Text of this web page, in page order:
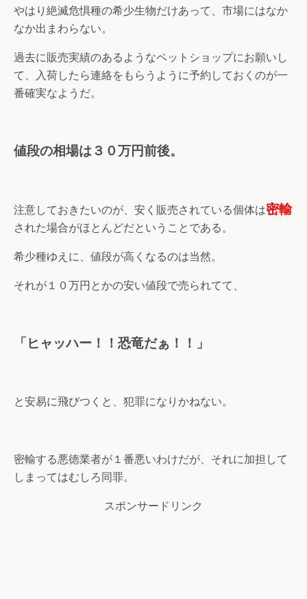
やはり絶滅危惧種の希少生物だけあって、市場にはなか
なか出まわらない。
過去に販売実績のあるようなペットショップにお願いし
て、入荷したら連絡をもらうように予約しておくのが一
番確実なようだ。
値段の相場は３０万円前後。
注意しておきたいのが、安く販売されている個体は密輸
された場合がほとんどだということである。
希少種ゆえに、値段が高くなるのは当然。
それが１０万円とかの安い値段で売られてて、
「ヒャッハー！！恐竜だぁ！！」
と安易に飛びつくと、犯罪になりかねない。
密輸する悪徳業者が１番悪いわけだが、それに加担して
しまってはむしろ同罪。
スポンサードリンク